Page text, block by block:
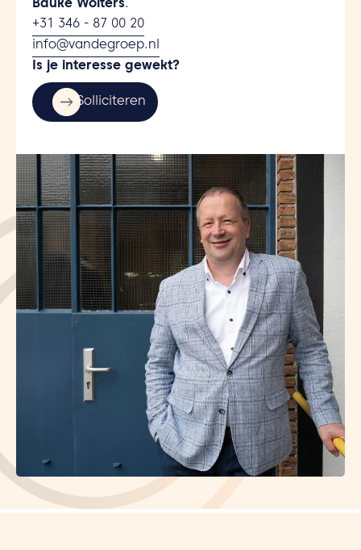
Bauke Wolters .
+31 346 - 87 00 20
info@vandegroep.nl
Is je interesse gewekt?
Solliciteren